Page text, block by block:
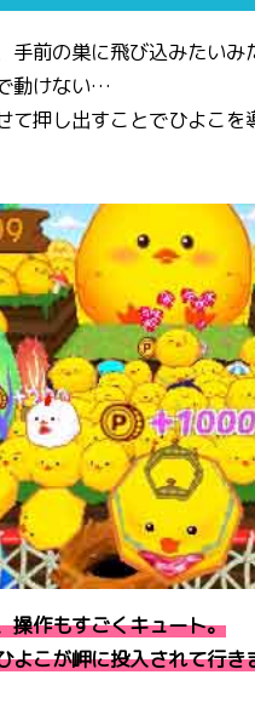
前の巣に飛び込みたいみ
動けない…
て押し出すことでひよこ
操作もすごくキュート。
よこが岬に投入されて行き